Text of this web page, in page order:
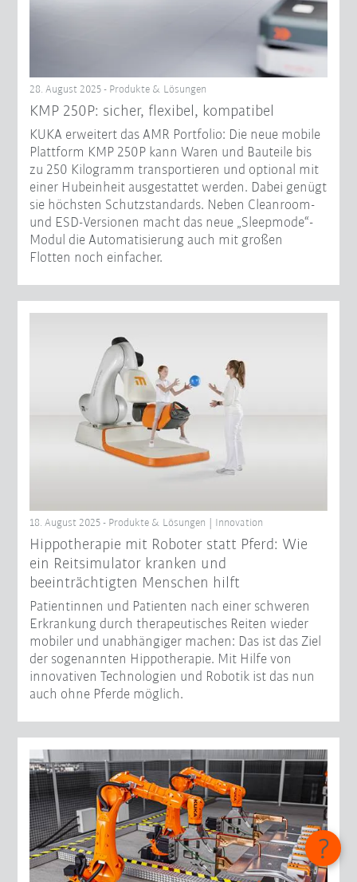
28. August 2025 - Produkte & Lösungen
KMP 250P: sicher, flexibel, kompatibel
KUKA erweitert das AMR Portfolio: Die neue mobile
Plattform KMP 250P kann Waren und Bauteile bis
zu 250 Kilogramm transportieren und optional mit
einer Hubeinheit ausgestattet werden. Dabei genügt
sie höchsten Schutzstandards. Neben Cleanroom-
und ESD-Versionen macht das neue „Sleepmode“-
Modul die Automatisierung auch mit großen
Flotten noch einfacher.
18. August 2025 - Produkte & Lösungen | Innovation
Hippotherapie mit Roboter statt Pferd: Wie
ein Reitsimulator kranken und
beeinträchtigten Menschen hilft
Patientinnen und Patienten nach einer schweren
Erkrankung durch therapeutisches Reiten wieder
mobiler und unabhängiger machen: Das ist das Ziel
der sogenannten Hippotherapie. Mit Hilfe von
innovativen Technologien und Robotik ist das nun
auch ohne Pferde möglich.